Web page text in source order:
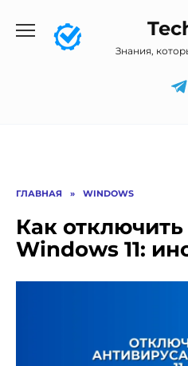
содержанию
Знания,
ГЛАВНАЯ » WINDOWS
Как
Windows 11: